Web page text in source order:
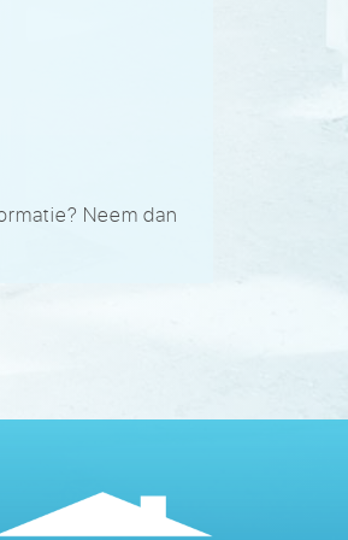
Neem dan